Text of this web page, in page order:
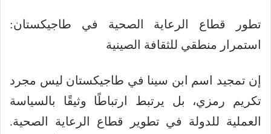
تطور قطاع الرعاية الصحية في طاجيكستان:
استمرار منطقي للثقافة الصينية
إن تمجيد اسم ابن سينا في طاجيكستان ليس مجرد
تكريم رمزي، بل يرتبط ارتباطًا وثيقًا بالسياسة
العملية للدولة في تطوير قطاع الرعاية الصحية.